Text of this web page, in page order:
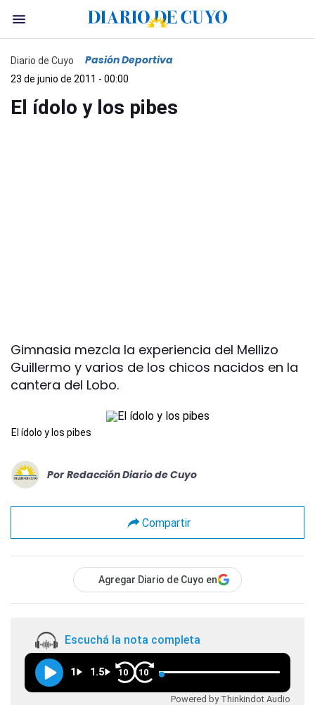
Diario de Cuyo Pasión Deportiva
23 de junio de 2011 - 00:00
El ídolo y los pibes
Gimnasia mezcla la experiencia del Mellizo
Guillermo y varios de los chicos nacidos en la
cantera del Lobo.
El ídolo y los pibes
Por Redacción Diario de Cuyo
Compartir
Agregar Diario de Cuyo en
Escuchá la nota completa
1 1.5 10 10
Powered by Thinkindot Audio